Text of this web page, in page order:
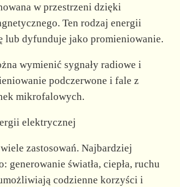
w przestrzeni dzięki
Ten rodzaj energii
lub dyfunduje jako promieniowanie.
wymienić sygnały radiowe i
podczerwone i fale z
mikrofalowych.
elektrycznej
zastosowań. Najbardziej
generowanie światła, ciepła, ruchu
codzienne korzyści i